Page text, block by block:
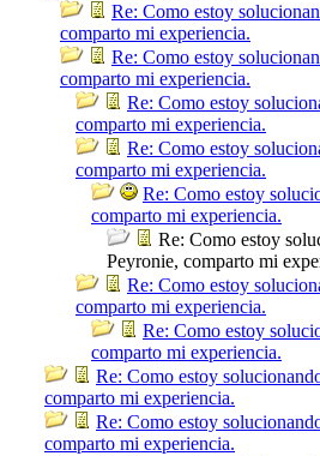
Re: Como estoy
comparto mi experiencia.
Re: Como estoy
comparto mi experiencia.
Re: Como estoy
comparto mi experiencia.
Re: Como estoy
comparto mi experiencia.
Re: Como estoy
comparto mi experiencia.
Re: Como estoy
Peyronie, comparto mi
Re: Como estoy
comparto mi experiencia.
Re: Como estoy
comparto mi experiencia.
Re: Como estoy
comparto mi experiencia.
Re: Como estoy
comparto mi experiencia.